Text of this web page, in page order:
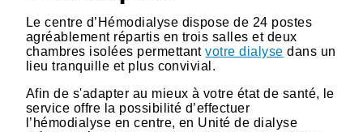
Le centre d’Hémodialyse dispose de 24 postes
agréablement répartis en trois salles et deux
chambres isolées permettantvotre dialyse dans un
lieu tranquille et plus convivial.
Afin de s'adapter au mieux à votre état de santé, le
service offre la possibilité d’effectuer
l’hémodialyse en centre, en Unité de dialyse